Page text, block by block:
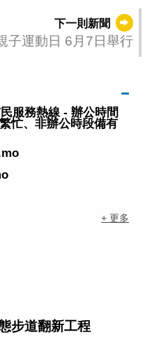
下一則新聞
運動日 6月7日舉行
民服務熱線 - 辦公時間
忙、非辦公時段備有
+ 更多
步道翻新工程